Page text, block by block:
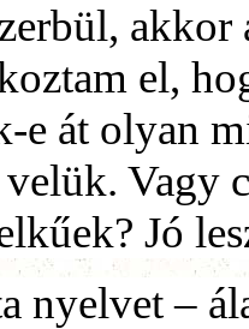
akkor
el,
e át olyan
Vagy
Jó
nyelvet –